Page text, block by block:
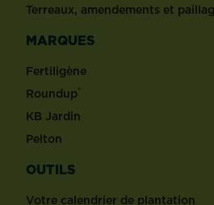
Terreaux, amendements et
MARQUES
Fertiligène
Roundup®
KB Jardin
Pelton
OUTILS
Votre calendrier de plantation